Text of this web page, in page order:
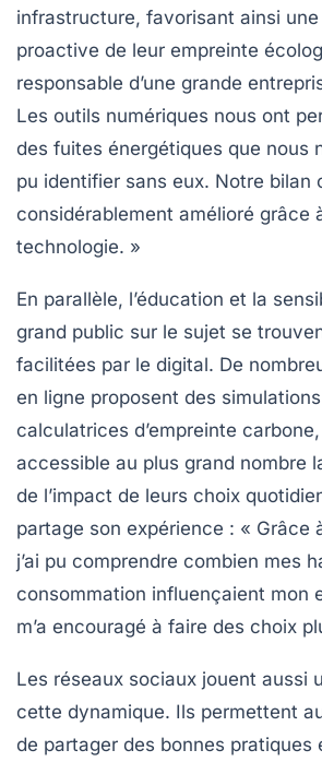
infrastructure, favorisant ainsi
proactive de leur empreinte
responsable d’une grande
Les outils numériques nous ont
des fuites énergétiques que nous
pu identifier sans eux. Notre bilan
considérablement amélioré grâce
technologie. »
En parallèle, l’éducation et la
grand public sur le sujet se
facilitées par le digital. De
en ligne proposent des
calculatrices d’empreinte
accessible au plus grand nombre
de l’impact de leurs choix
partage son expérience : « Grâce
j’ai pu comprendre combien mes
consommation influençaient mon
m’a encouragé à faire des choix
Les réseaux sociaux jouent aussi
cette dynamique. Ils permettent
de partager des bonnes pratiques